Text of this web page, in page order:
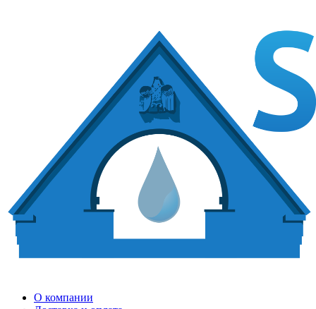
О компании